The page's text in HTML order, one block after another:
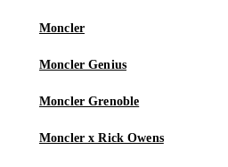
Moncler
Moncler Genius
Moncler Grenoble
Moncler x Rick Owens